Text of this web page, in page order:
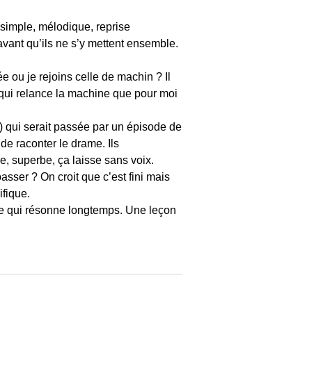
mélodique, reprise
qu’ils ne s’y mettent ensemble.
ou je rejoins celle de machin ? Il
relance la machine que pour moi
qui serait passée par un épisode de
raconter le drame. Ils
superbe, ça laisse sans voix.
? On croit que c’est fini mais
qui résonne longtemps. Une leçon